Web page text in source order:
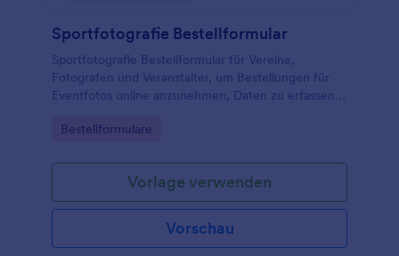
Sportfotografie Bestellformular
Sportfotografie Bestellformular für Vereine,
Fotografen und Veranstalter, um Bestellungen für
Eventfotos online anzunehmen, Daten zu erfassen
verwalten.
Go to Category:
Bestellformulare
Vorlage verwenden
Vorschau